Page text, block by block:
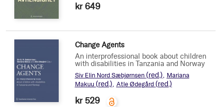
kr 649
Change Agents
An interprofessional book about children
with disabilities in Tanzania and Norway
Siv Elin Nord Sæbjørnsen (red.)
Mariana
Makuu (red.) Atle Ødegård (red.)
kr 529